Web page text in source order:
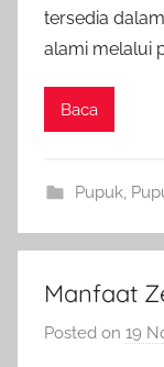
tersedia
alami melalui
Baca
Pupuk,
Manfaat
Posted on 19